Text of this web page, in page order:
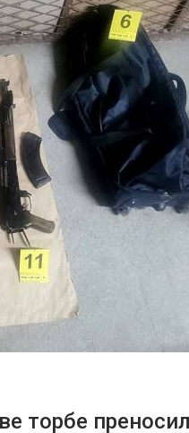
торбе